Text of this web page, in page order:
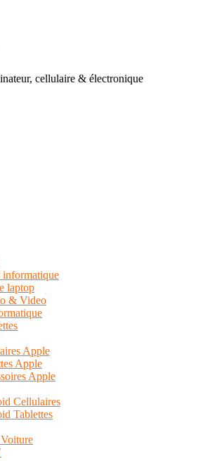
cellulaire & électronique
informatique
laptop
& Video
Apple
Apple
Apple
Cellulaires
Tablettes